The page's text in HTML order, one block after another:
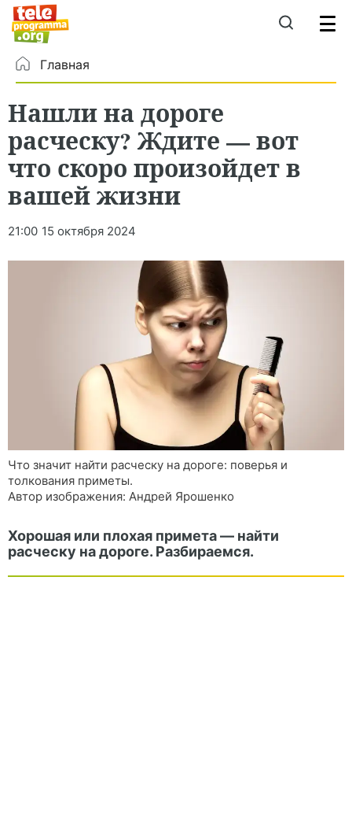
Главная
Нашли на дороге
расческу? Ждите — вот
что скоро произойдет в
вашей жизни
21:00 15 октября 2024
Что значит найти расческу на дороге: поверья и
толкования приметы.
Автор изображения: Андрей Ярошенко
Хорошая или плохая примета — найти
расческу на дороге. Разбираемся.